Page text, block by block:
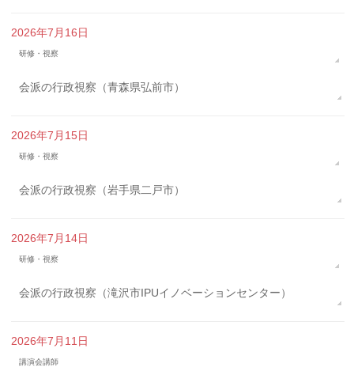
2026年7月16日
研修・視察
会派の行政視察（青森県弘前市）
2026年7月15日
研修・視察
会派の行政視察（岩手県二戸市）
2026年7月14日
研修・視察
会派の行政視察（滝沢市IPUイノベーションセンター）
2026年7月11日
講演会講師